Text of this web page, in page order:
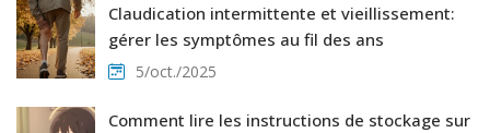
Claudication intermittente et vieillissement:
gérer les symptômes au fil des ans
5/oct./2025
Comment lire les instructions de stockage sur